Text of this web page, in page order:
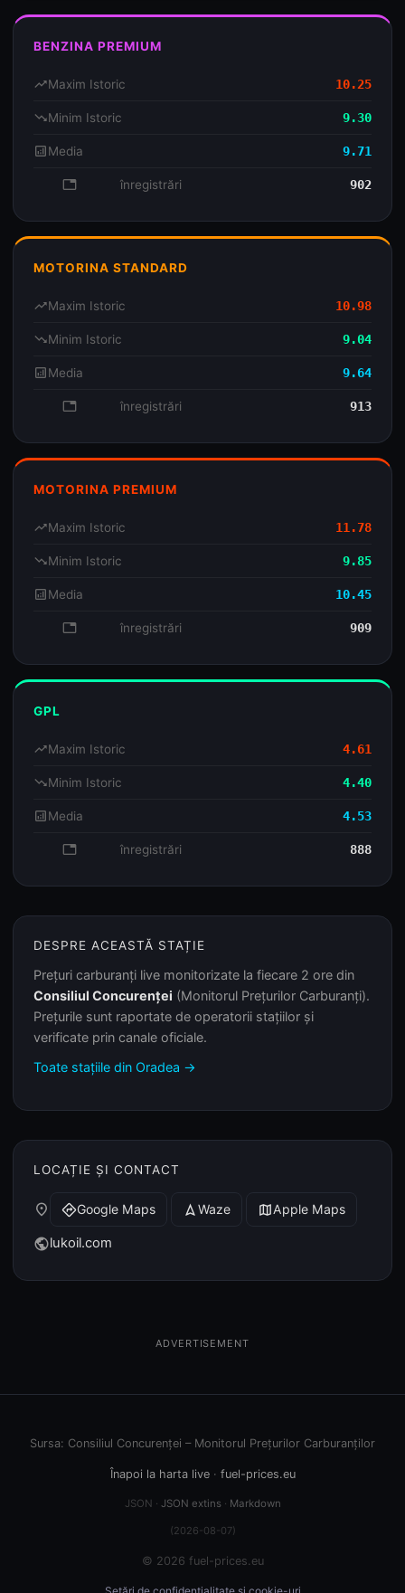
BENZINA PREMIUM
trending_upMaxim Istoric 10.25
trending_downMinim Istoric 9.30
analyticsMedia 9.71
database înregistrări 902
MOTORINA STANDARD
trending_upMaxim Istoric 10.98
trending_downMinim Istoric 9.04
analyticsMedia 9.64
database înregistrări 913
MOTORINA PREMIUM
trending_upMaxim Istoric 11.78
trending_downMinim Istoric 9.85
analyticsMedia 10.45
database înregistrări 909
GPL
trending_upMaxim Istoric 4.61
trending_downMinim Istoric 4.40
analyticsMedia 4.53
database înregistrări 888
DESPRE ACEASTĂ STAȚIE
Prețuri carburanți live monitorizate la fiecare 2 ore din
Consiliul Concurenței (Monitorul Prețurilor Carburanți).
Prețurile sunt raportate de operatorii stațiilor și
verificate prin canale oficiale.
Toate stațiile din Oradea →
LOCAȚIE ȘI CONTACT
place directionsGoogle Maps navigation Waze mapApple Maps
publiclukoil.com
ADVERTISEMENT
Sursa: Consiliul Concurenței – Monitorul Prețurilor Carburanților
Înapoi la harta live· fuel-prices.eu
JSON · JSON extins· Markdown
(2026-08-07)
© 2026 fuel-prices.eu